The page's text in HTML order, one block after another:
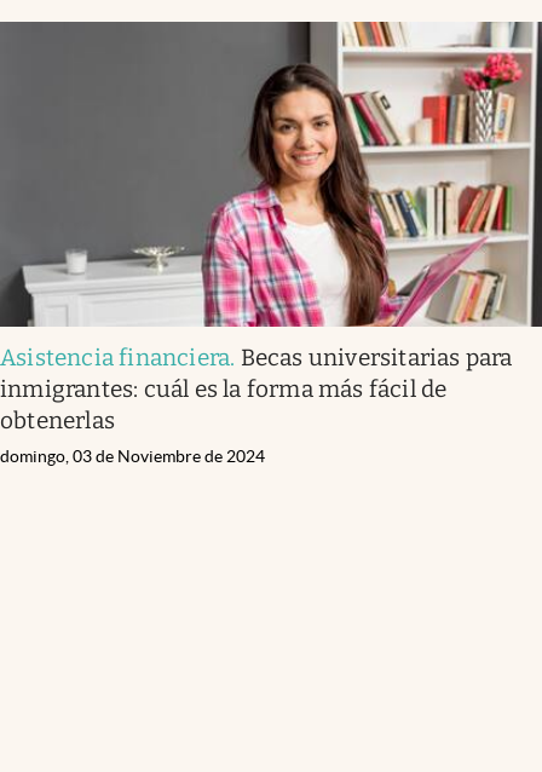
Asistencia financiera. Becas universitarias para
inmigrantes: cuál es la forma más fácil de
obtenerlas
domingo, 03 de Noviembre de 2024